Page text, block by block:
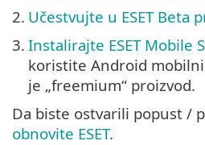
2. Učestvujte u ESET Beta
3. Instalirajte ESET Mobile
koristite Android
je „freemium“ proizvod.
Da biste ostvarili popust /
obnovite ESET.